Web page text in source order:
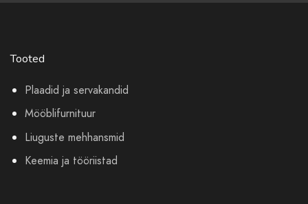
Tooted
Plaadid ja servakandid
Mööblifurnituur
Liuguste mehhansmid
Keemia ja tööriistad